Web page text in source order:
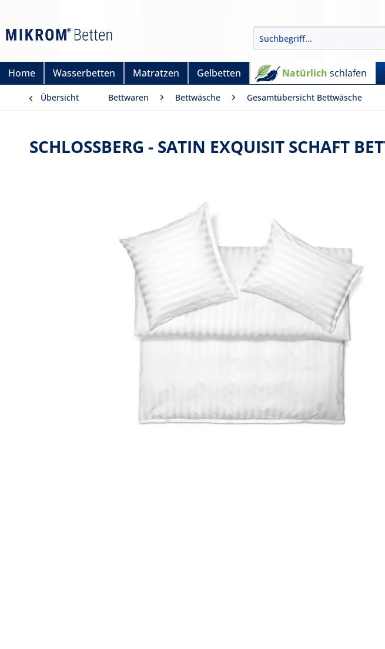
Home Wasserbetten Matratzen Gelbetten Natürlichschlafen
Übersicht Bettwaren Bettwäsche Gesamtübersicht Bettwäsche
SCHLOSSBERG - SATIN EXQUISIT SCHAFT